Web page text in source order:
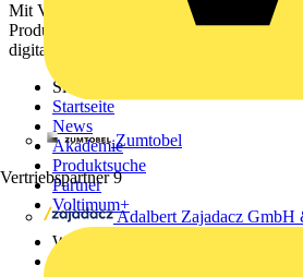
Zumtobel
Vertriebspartner 9
Adalbert Zajadacz
Mit Voltimum erhalten Elektrofachkräfte
Produktinformationen, Schulungen und
digitalen Plattform und Community.
Sitemap
Startseite
News
Akademie
Produktsuche
Partner
Voltimum+
Weitere Links